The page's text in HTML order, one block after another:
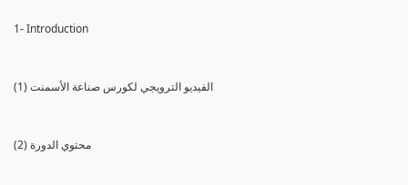
1- Introduction
(1) الفيديو الترويجي لكورس صناعة الأسمنت
(2) محتوي الدورة